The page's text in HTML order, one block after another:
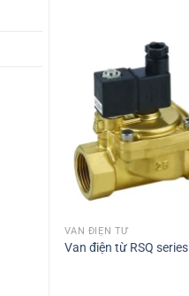
VAN ĐIỆN TỪ
Van điện từ RSQ series